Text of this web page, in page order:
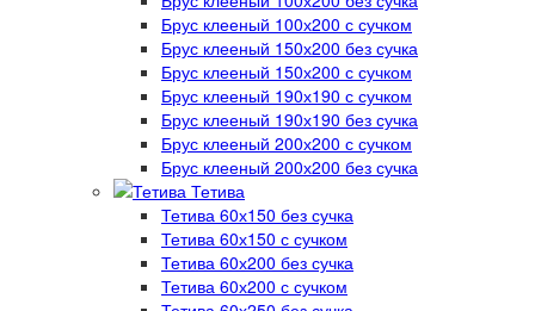
Брус клееный 100х200 с сучком
Брус клееный 150х200 без сучка
Брус клееный 150х200 с сучком
Брус клееный 190х190 с сучком
Брус клееный 190х190 без сучка
Брус клееный 200х200 с сучком
Брус клееный 200х200 без сучка
Тетива
Тетива 60х150 без сучка
Тетива 60х150 с сучком
Тетива 60х200 без сучка
Тетива 60х200 с сучком